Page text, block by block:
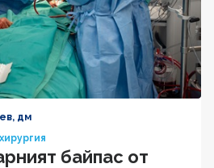
дм
байпас от